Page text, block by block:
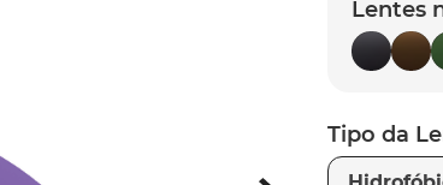
Lentes
Tipo da
parafusos